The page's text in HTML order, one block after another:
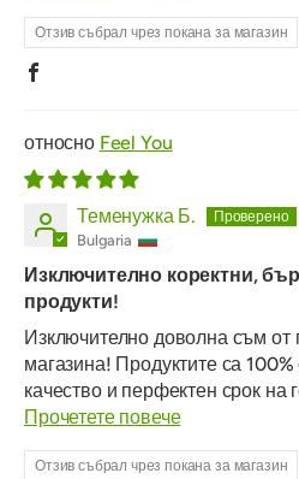
Отзив събрал чрез покана за магазин
Feel You
Теменужка Б.
Bulgaria
Изключително коректни,
продукти!
Изключително доволна съм от
магазина! Продуктите са
качество и перфектен срок на
Прочетете повече
Отзив събрал чрез покана за магазин